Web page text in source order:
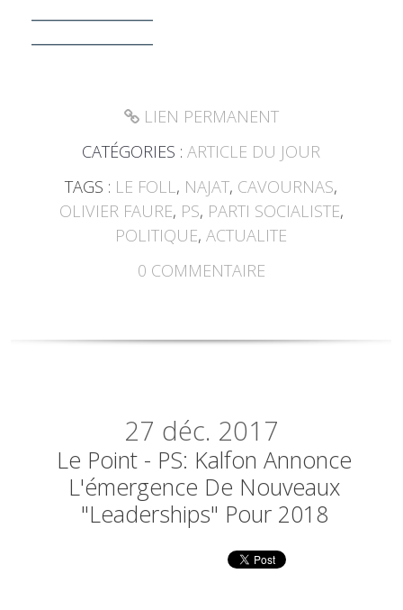
LIEN PERMANENT
CATÉGORIES :ARTICLE DU JOUR
TAGS : LE FOLL, NAJAT, CAVOURNAS,
OLIVIER FAURE, PS, PARTI SOCIALISTE,
POLITIQUE,ACTUALITE
0 COMMENTAIRE
27 déc. 2017
Le Point - PS: Kalfon Annonce
L'émergence De Nouveaux
"leaderships" Pour 2018